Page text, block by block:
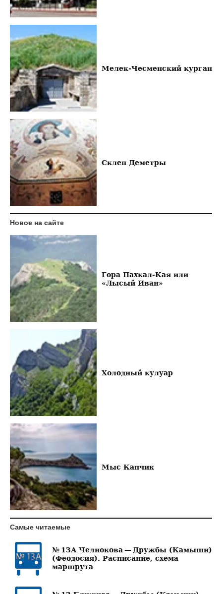
Мелек-Чесменский курган
Склеп Деметры
Новое на сайте
Гора Пахкал-Кая или
«Лысый Иван»
Холодный кулуар
Мыс Капчик
Самые читаемые
№ 13А Челнокова — Дружбы (Камыши)
(Феодосия). Расписание, схема
маршрута